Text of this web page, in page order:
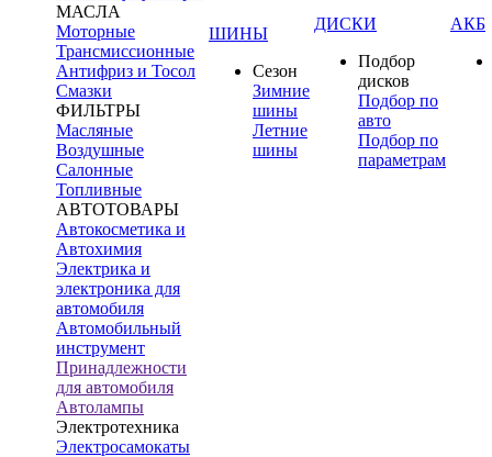
МАСЛА
Моторные
Трансмиссионные
Антифриз и Тосол
Смазки
ФИЛЬТРЫ
Масляные
Воздушные
Салонные
Топливные
АВТОТОВАРЫ
Автокосметика и
Автохимия
Электрика и
электроника для
автомобиля
Автомобильный
инструмент
Принадлежности
для автомобиля
Автолампы
Электротехника
Электросамокаты
ШИНЫ
Сезон
Зимние
шины
Летние
шины
ДИСКИ
Подбор
дисков
Подбор по
авто
Подбор по
параметрам
АКБ